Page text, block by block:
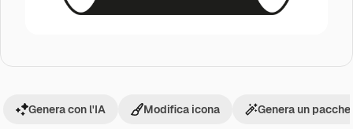
Genera con l'IA Modifica icona Genera un